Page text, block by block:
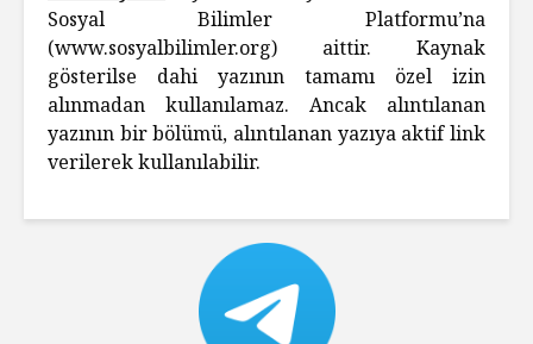
Sosyal Bilimler Platformu’na
(www.sosyalbilimler.org) aittir. Kaynak
gösterilse dahi yazının tamamı özel izin
alınmadan kullanılamaz. Ancak alıntılanan
yazının bir bölümü, alıntılanan yazıya aktif link
verilerek kullanılabilir.